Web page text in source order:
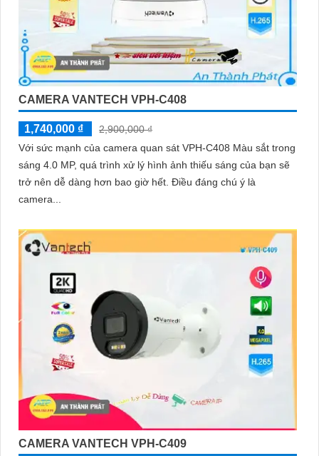
CAMERA VANTECH VPH-C408
1,740,000 ₫
2,900,000 ₫
Với sức mạnh của camera quan sát VPH-C408 Màu sắt trong
sáng 4.0 MP, quá trình xử lý hình ảnh thiếu sáng của bạn sẽ
trở nên dễ dàng hơn bao giờ hết. Điều đáng chú ý là
camera...
CAMERA VANTECH VPH-C409